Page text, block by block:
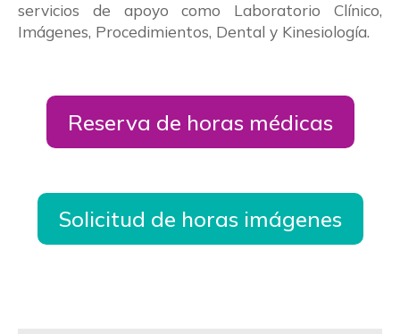
servicios de apoyo como Laboratorio Clínico,
Imágenes, Procedimientos, Dental y Kinesiología.
Reserva de horas médicas
Solicitud de horas imágenes